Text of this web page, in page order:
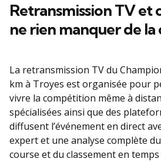
Retransmission TV et
ne rien manquer de la
La retransmission TV du
km à Troyes est organisée pour
vivre la compétition même à
spécialisées ainsi que des
diffusent l’événement en direct
expert et une analyse complète
course et du classement en temps